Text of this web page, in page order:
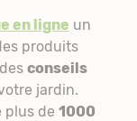
en ligne un
produits
conseils
jardin.
plus de 1000